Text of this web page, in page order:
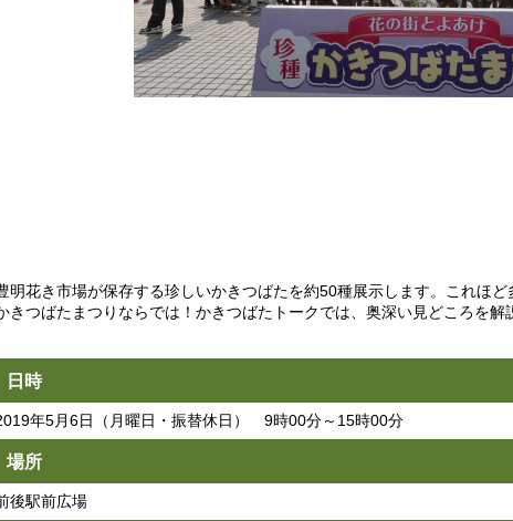
明花き市場が保存する珍しいかきつばたを約50種展示します。これほ
きつばたまつりならでは！かきつばたトークでは、奥深い見どころを解
日時
年5月6日（月曜日・振替休日） 9時00分～15時00分
場所
後駅前広場